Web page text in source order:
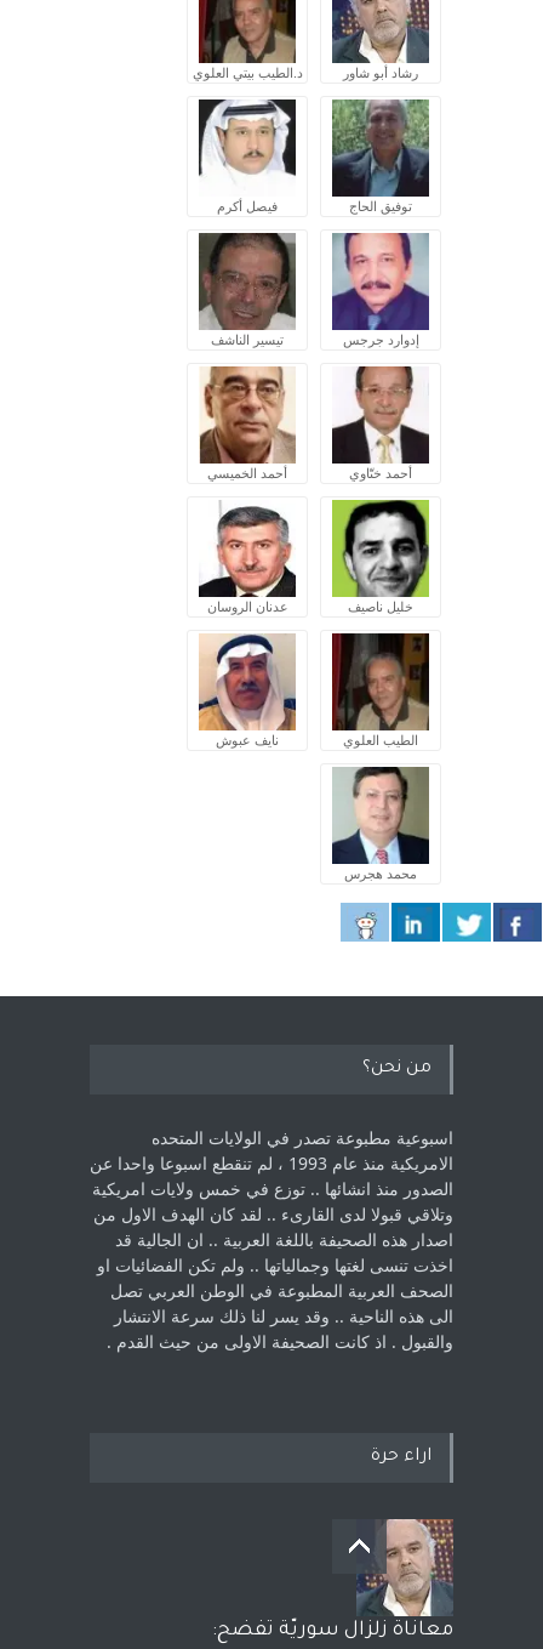
رشاد أبو شاور د.الطيب بيتي العلوي
توفيق الحاج فيصل أكرم
إدوارد جرجس تيسير الناشف
أحمد ختّاوي أحمد الخميسي
خليل ناصيف عدنان الروسان
الطيب العلوي نايف عبوش
محمد هجرس
من نحن؟
اسبوعية مطبوعة تصدر في الولايات المتحده
الامريكية منذ عام 1993 ، لم ‏تنقطع اسبوعا واحدا عن
الصدور منذ انشائها .. توزع في خمس ولايات امريكية
‏وتلاقي قبولا لدى القارىء ..‏ لقد كان الهدف الاول من
اصدار هذه الصحيفة باللغة العربية .. ان الجالية قد
اخذت ‏تنسى لغتها وجمالياتها .. ولم تكن الفضائيات او
الصحف العربية المطبوعة في الوطن ‏العربي تصل
الى هذه الناحية .. وقد يسر لنا ذلك سرعة الانتشار
والقبول . اذ كانت ‏الصحيفة الاولى من حيث القدم . ‏
اراء حرة
معاناة زلزال سوريّة تفضح: